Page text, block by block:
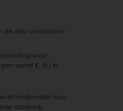
de 48u verzonden!
voor
vanaf € 60 in
voor
aankoop